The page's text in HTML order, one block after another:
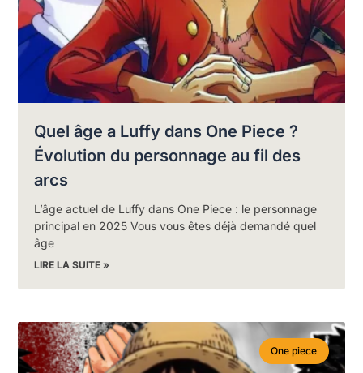
Quel âge a Luffy dans One Piece ?
Évolution du personnage au fil des
arcs
L’âge actuel de Luffy dans One Piece : le personnage
principal en 2025 Vous vous êtes déjà demandé quel
âge
LIRE LA SUITE »
One piece